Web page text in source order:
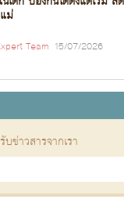
ม่
Team 15/07/2026
ข่าวสารจากเรา